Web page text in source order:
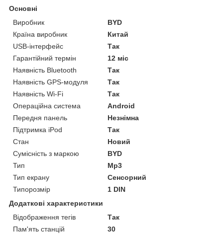
Основні
Виробник
BYD
Країна виробник
Китай
USB-інтерфейс
Так
Гарантійний термін
12 міс
Наявність Bluetooth
Так
Наявність GPS-модуля
Так
Наявність Wi-Fi
Так
Операційна система
Android
Передня панель
Незнімна
Підтримка iPod
Так
Стан
Новий
Сумісність з маркою
BYD
Тип
Mp3
Тип екрану
Сенсорний
Типорозмір
1 DIN
Додаткові характеристики
Відображення тегів
Так
Пам'ять станцій
30